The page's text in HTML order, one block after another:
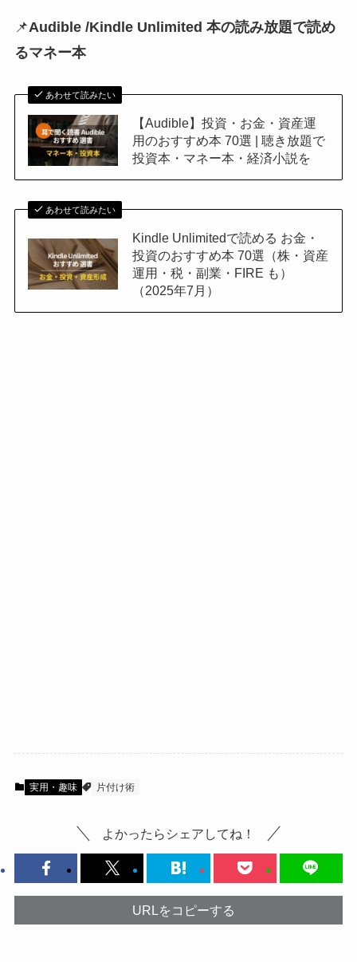
📌Audible /Kindle Unlimited 本の読み放題で読め
るマネー本
あわせて読みたい
【Audible】投資・お金・資産運
用のおすすめ本 70選 | 聴き放題で
投資本・マネー本・経済小説を
あわせて読みたい
Kindle Unlimitedで読める お金・
投資のおすすめ本 70選（株・資産
運用・税・副業・FIRE も）
（2025年7月）
実用・趣味 片付け術
よかったらシェアしてね！
URLをコピーする